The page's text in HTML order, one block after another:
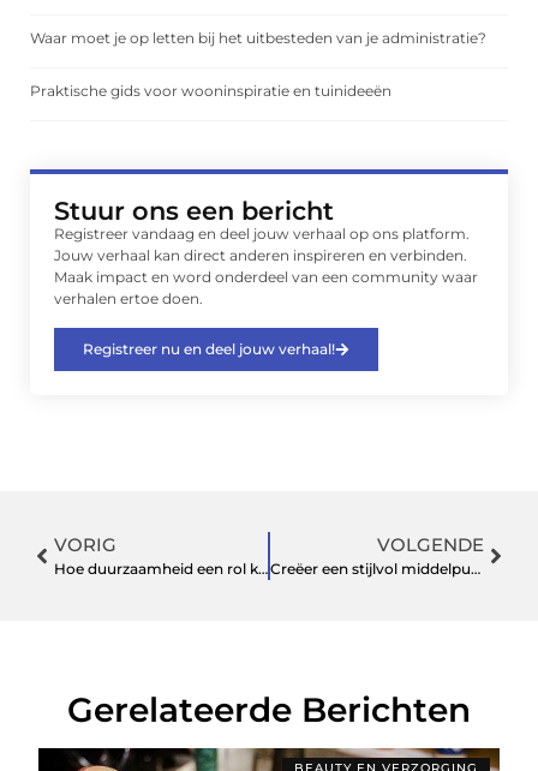
Waar moet je op letten bij het uitbesteden van je administratie?
Praktische gids voor wooninspiratie en tuinideeën
Stuur ons een bericht
Registreer vandaag en deel jouw verhaal op ons platform.
Jouw verhaal kan direct anderen inspireren en verbinden.
Maak impact en word onderdeel van een community waar
verhalen ertoe doen.
Registreer nu en deel jouw verhaal!
VORIG
Hoe duurzaamheid een rol kan spelen bij het produceren van producten
VOLGENDE
Creëer een stijlvol middelpunt met een design salontafel
Gerelateerde Berichten